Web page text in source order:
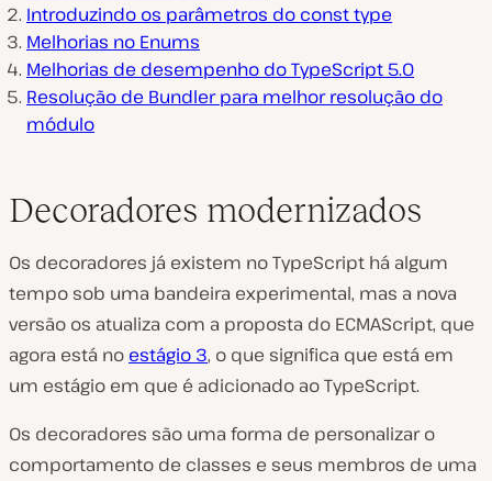
Introduzindo os parâmetros do const type
Melhorias no Enums
Melhorias de desempenho do TypeScript 5.0
Resolução de Bundler para melhor resolução do
módulo
Decoradores modernizados
Os decoradores já existem no TypeScript há algum
tempo sob uma bandeira experimental, mas a nova
versão os atualiza com a proposta do ECMAScript, que
agora está no estágio 3, o que significa que está em
um estágio em que é adicionado ao TypeScript.
Os decoradores são uma forma de personalizar o
comportamento de classes e seus membros de uma